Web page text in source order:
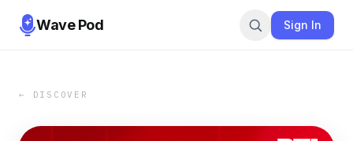
Wave Pod Sign In
← DISCOVER